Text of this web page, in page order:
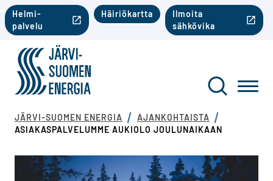
Siirry sisältöön
Toinen valikko mobiili
Helmi-
palvelu
Häiriökartta
Ilmoita
sähkövika
Järvi-Suomen Energia
Toinen
Haku
JÄRVI-SUOMEN ENERGIA
AJANKOHTAISTA
ASIAKASPALVELUMME AUKIOLO JOULUNAIKAAN